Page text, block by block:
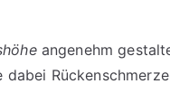
angenehm